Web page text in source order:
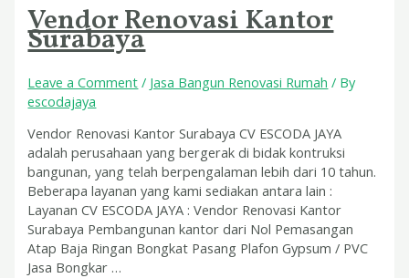
Vendor Renovasi Kantor
Surabaya
Leave a Comment / Jasa Bangun Renovasi Rumah / By
escodajaya
Vendor Renovasi Kantor Surabaya CV ESCODA JAYA
adalah perusahaan yang bergerak di bidak kontruksi
bangunan, yang telah berpengalaman lebih dari 10 tahun.
Beberapa layanan yang kami sediakan antara lain :
Layanan CV ESCODA JAYA : Vendor Renovasi Kantor
Surabaya Pembangunan kantor dari Nol Pemasangan
Atap Baja Ringan Bongkat Pasang Plafon Gypsum / PVC
Jasa Bongkar …